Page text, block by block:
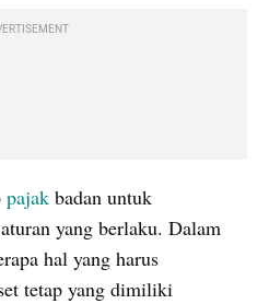
pajak badan untuk
yang berlaku. Dalam
hal yang harus
tetap yang dimiliki